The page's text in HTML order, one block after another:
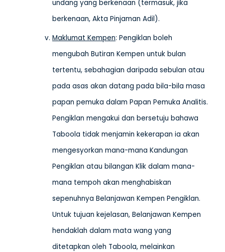
undang yang berkenaan (termasuk, jika
berkenaan, Akta Pinjaman Adil).
Maklumat Kempen: Pengiklan boleh
mengubah Butiran Kempen untuk bulan
tertentu, sebahagian daripada sebulan atau
pada asas akan datang pada bila-bila masa
papan pemuka dalam Papan Pemuka Analitis.
Pengiklan mengakui dan bersetuju bahawa
Taboola tidak menjamin kekerapan ia akan
mengesyorkan mana-mana Kandungan
Pengiklan atau bilangan Klik dalam mana-
mana tempoh akan menghabiskan
sepenuhnya Belanjawan Kempen Pengiklan.
Untuk tujuan kejelasan, Belanjawan Kempen
hendaklah dalam mata wang yang
ditetapkan oleh Taboola, melainkan